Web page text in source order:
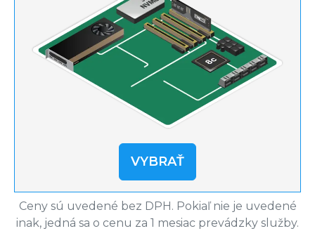
VYBRAŤ
Ceny sú uvedené bez DPH. Pokiaľ nie je uvedené
inak, jedná sa o cenu za 1 mesiac prevádzky služby.